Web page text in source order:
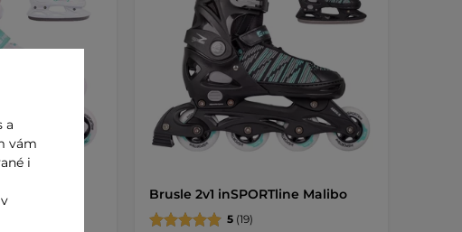
Mintero Brusle 2v1 inSPORTline Malibo
5(19)
a
vám
i